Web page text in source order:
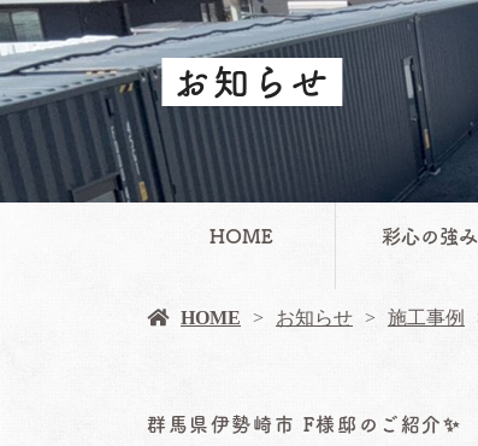
お知らせ
HOME 彩心の強み
HOME お知らせ 施工事例
群馬県伊勢崎市 F様邸のご紹介✨️